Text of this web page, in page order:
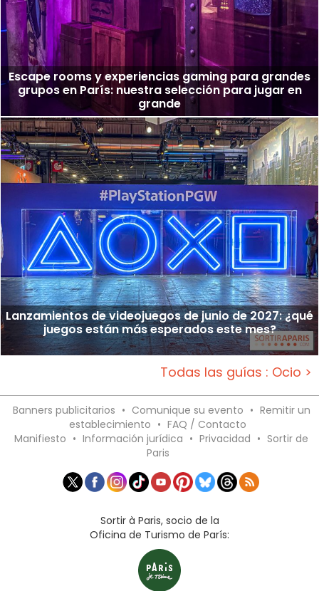
Escape rooms y experiencias gaming para grandes
grupos en París: nuestra selección para jugar en
grande
Lanzamientos de videojuegos de junio de 2027: ¿qué
juegos están más esperados este mes?
Todas las guías : Ocio >
Banners publicitarios • Comunique su evento • Remitir un
establecimiento • FAQ / Contacto
Manifiesto • Información jurídica • Privacidad • Sortir de
Paris
Sortir à Paris, socio de la
Oficina de Turismo de París: